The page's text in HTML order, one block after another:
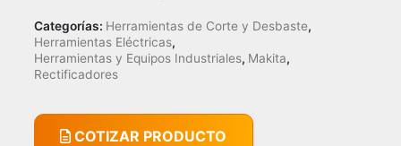
Categorías: Herramientas de Corte y Desbaste,
Herramientas Eléctricas,
Herramientas y Equipos Industriales, Makita,
Rectificadores
COTIZAR PRODUCTO